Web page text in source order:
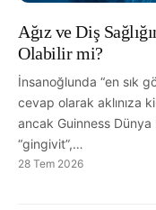
Ağız ve Diş
Olabilir mi?
İnsanoğlunda “en sık
cevap olarak aklınıza
ancak Guinness Dünya
“gingivit”,…
28 Tem 2026